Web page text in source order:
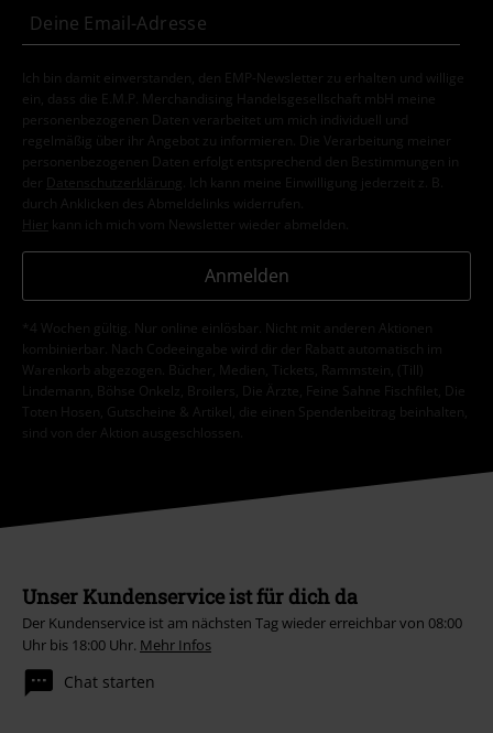
Ich bin damit einverstanden, den EMP-Newsletter zu erhalten und willige
ein, dass die E.M.P. Merchandising Handelsgesellschaft mbH meine
personenbezogenen Daten verarbeitet um mich individuell und
regelmäßig über ihr Angebot zu informieren. Die Verarbeitung meiner
personenbezogenen Daten erfolgt entsprechend den Bestimmungen in
der
Datenschutzerklärung
. Ich kann meine Einwilligung jederzeit z. B.
durch Anklicken des Abmeldelinks widerrufen.
Hier kann ich mich vom Newsletter wieder abmelden.
Anmelden
*4 Wochen gültig. Nur online einlösbar. Nicht mit anderen Aktionen
kombinierbar. Nach Codeeingabe wird dir der Rabatt automatisch im
Warenkorb abgezogen. Bücher, Medien, Tickets, Rammstein, (Till)
Lindemann, Böhse Onkelz, Broilers, Die Ärzte, Feine Sahne Fischfilet, Die
Toten Hosen, Gutscheine & Artikel, die einen Spendenbeitrag beinhalten,
sind von der Aktion ausgeschlossen.
Unser Kundenservice ist für dich da
Der Kundenservice ist am nächsten Tag wieder erreichbar von 08:00
Uhr bis 18:00 Uhr. Mehr Infos
Chat starten